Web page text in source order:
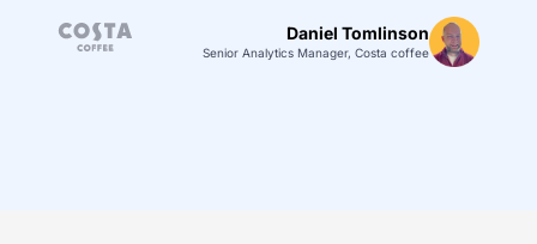
Daniel Tomlinson
Senior Analytics Manager, Costa coffee